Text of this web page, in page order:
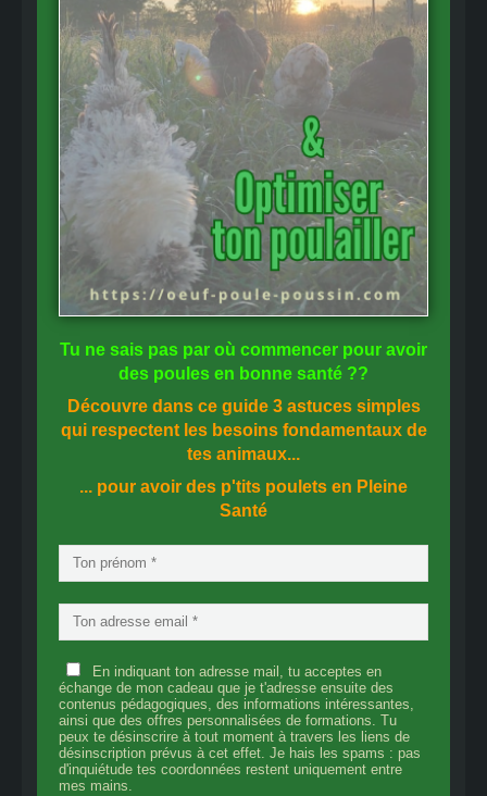
Tu ne sais pas par où commencer pour avoir
des poules en bonne santé ??
Découvre dans ce guide 3 astuces simples
qui respectent les besoins fondamentaux de
tes animaux...
... pour avoir des p'tits poulets en Pleine
Santé
En indiquant ton adresse mail, tu acceptes en
échange de mon cadeau que je t'adresse ensuite des
contenus pédagogiques, des informations intéressantes,
ainsi que des offres personnalisées de formations. Tu
peux te désinscrire à tout moment à travers les liens de
désinscription prévus à cet effet. Je hais les spams : pas
d'inquiétude tes coordonnées restent uniquement entre
mes mains.